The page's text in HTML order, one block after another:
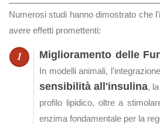
Numerosi studi hanno dimostrato che
avere effetti promettenti:
Miglioramento delle
In modelli animali,
sensibilità all'insulina,
profilo lipidico, oltre a
enzima fondamentale per la